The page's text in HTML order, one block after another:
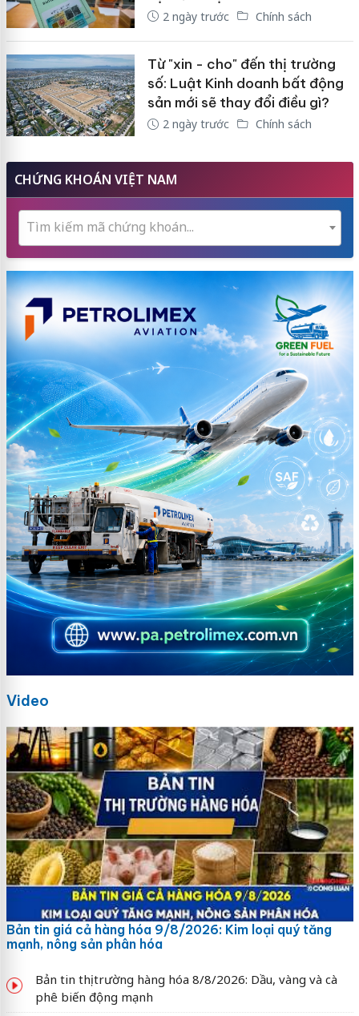
2 ngày trước Chính sách
Từ "xin - cho" đến thị trường
số: Luật Kinh doanh bất động
sản mới sẽ thay đổi điều gì?
2 ngày trước Chính sách
CHỨNG KHOÁN VIỆT NAM
Tìm kiếm mã chứng khoán...
Video
Bản tin giá cả hàng hóa 9/8/2026: Kim loại quý tăng
mạnh, nông sản phân hóa
Bản tin thị trường hàng hóa 8/8/2026: Dầu, vàng và cà
phê biến động mạnh